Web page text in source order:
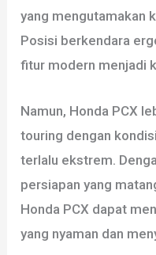
yang mengutamakan
Posisi berkendara
fitur modern menjadi
Namun, Honda PCX
touring dengan
terlalu ekstrem.
persiapan yang
Honda PCX dapat
yang nyaman dan